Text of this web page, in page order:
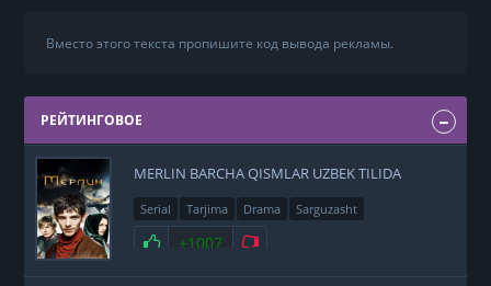
Вместо этого текста пропишите код вывода рекламы.
РЕЙТИНГОВОЕ
MERLIN BARCHA QISMLAR UZBEK TILIDA
Serial Tarjima Drama Sarguzasht
+1007